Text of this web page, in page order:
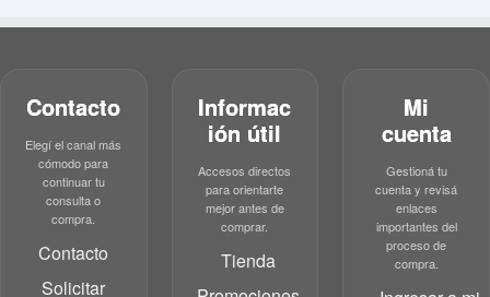
Contacto
Elegí el canal más
cómodo para
continuar tu
consulta o
compra.
Contacto
Solicitar
Informac
ión útil
Accesos directos
para orientarte
mejor antes de
comprar.
Tienda
Mi
cuenta
Gestioná tu
cuenta y revisá
enlaces
importantes del
proceso de
compra.